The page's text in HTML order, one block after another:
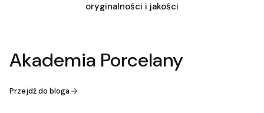
oryginalności i jakości
Akademia Porcelany
Przejdź do bloga